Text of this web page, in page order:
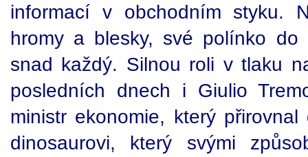
informací v obchodním styku.
hromy a blesky, své polínko
snad každý. Silnou roli v tlaku
posledních dnech i Giulio
ministr ekonomie, který
dinosaurovi, který svými